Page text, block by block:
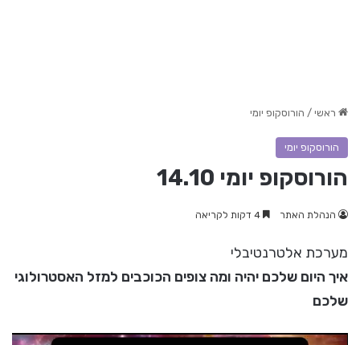
ראשי / הורוסקופ יומי
הורוסקופ יומי
הורוסקופ יומי 14.10
הנהלת האתר
מערכת אלטרנטיבלי
איך היום שלכם יהיה ומה צופים הכוכבים למזל האסטרולוגי
שלכם